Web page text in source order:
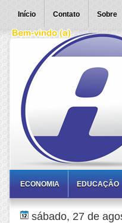
Início Contato Sobre
ECONOMIA EDUCAÇÃO
sábado, 27 de